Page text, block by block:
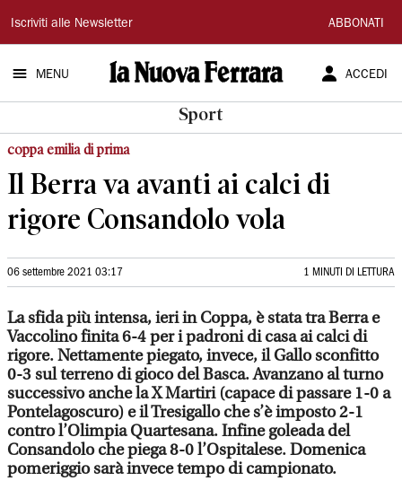
La
Nuova
Ferrara
Iscriviti alle Newsletter ABBONATI
MENU ACCEDI
Sport
coppa emilia di prima
Il Berra va avanti ai calci di
rigore Consandolo vola
06 settembre 2021 03:17 1 MINUTI DI LETTURA
La sfida più intensa, ieri in Coppa, è stata tra Berra e
Vaccolino finita 6-4 per i padroni di casa ai calci di
rigore. Nettamente piegato, invece, il Gallo sconfitto
0-3 sul terreno di gioco del Basca. Avanzano al turno
successivo anche la X Martiri (capace di passare 1-0 a
Pontelagoscuro) e il Tresigallo che s’è imposto 2-1
contro l’Olimpia Quartesana. Infine goleada del
Consandolo che piega 8-0 l’Ospitalese. Domenica
pomeriggio sarà invece tempo di campionato.